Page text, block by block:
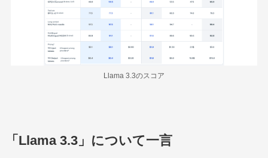
Llama 3.3のスコア
「Llama 3.3」について一言